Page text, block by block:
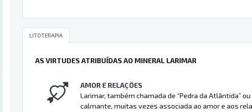
LITOTERAPIA
AS VIRTUDES ATRIBUÍDAS AO MINERAL LARIMAR
AMOR E RELAÇÕES
Larimar, também chamada de “Pedra da Atlântida”
calmante, muitas vezes associada ao amor e aos